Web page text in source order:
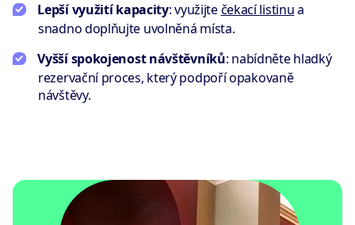
Lepší využití kapacity: využijtečekací listinua
snadno doplňujte uvolněná místa.
Vyšší spokojenost návštěvníků: nabídněte hladký
rezervační proces, který podpoří opakovaně
návštěvy.